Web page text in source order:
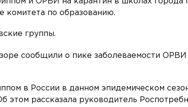
комитета по образованию.
группы.
сообщили о пике заболеваемости ОРВИ
в России в данном эпидемическом
этом рассказала руководитель